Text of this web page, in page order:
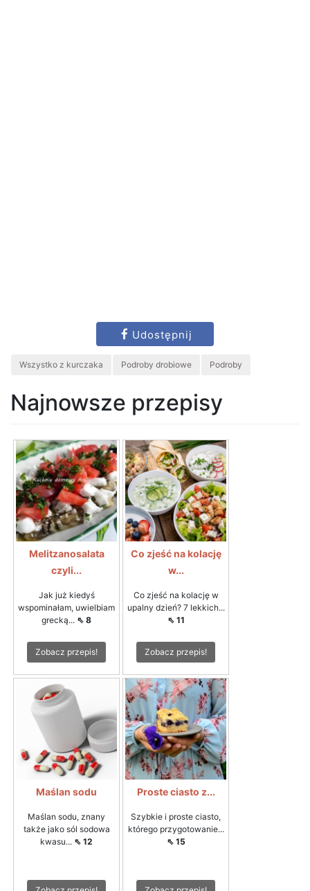
Udostępnij
Wszystko z kurczaka Podroby drobiowe Podroby
Najnowsze przepisy
Melitzanosalata
czyli...
Jak już kiedyś
wspominałam, uwielbiam
grecką... ⇖ 8
Zobacz przepis!
Co zjeść na kolację
w...
Co zjeść na kolację w
upalny dzień? 7 lekkich...
⇖ 11
Zobacz przepis!
Maślan sodu
Maślan sodu, znany
także jako sól sodowa
kwasu... ⇖ 12
Proste ciasto z...
Szybkie i proste ciasto,
którego przygotowanie...
⇖ 15